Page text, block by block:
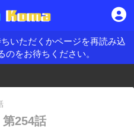
いただくかページを再読み込
をお待ちください。
第254話